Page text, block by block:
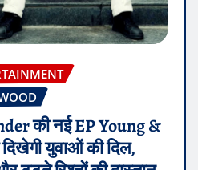
की नई EP Young &
युवाओं की दिल,